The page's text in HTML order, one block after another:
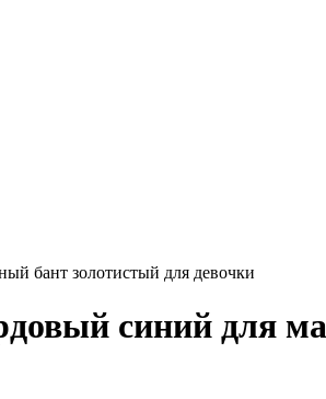
бант золотистый для девочки
синий для